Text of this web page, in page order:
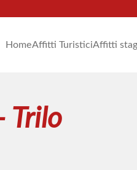
HomeAffitti TuristiciAffitti
Trilo